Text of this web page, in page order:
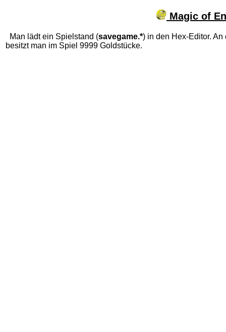
Magic of
Man lädt ein Spielstand (savegame.*) in den Hex-Editor.
besitzt man im Spiel 9999 Goldstücke.